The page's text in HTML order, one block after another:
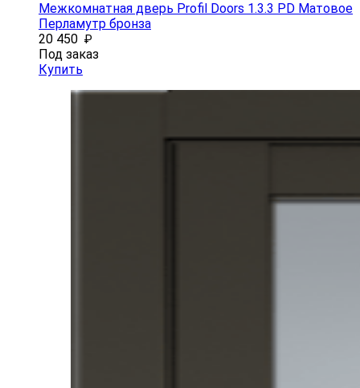
Межкомнатная дверь Profil Doors 1.3.3 PD Матовое
Перламутр бронза
20 450 ₽
Под заказ
Купить